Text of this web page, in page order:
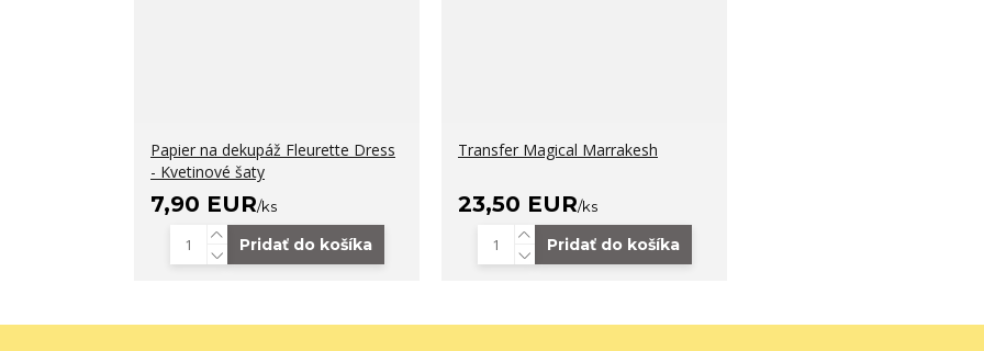
Papier na dekupáž Fleurette Dress
- Kvetinové šaty
7,90 EUR/ks
Pridať do košíka
Transfer Magical Marrakesh
23,50 EUR/ks
Pridať do košíka